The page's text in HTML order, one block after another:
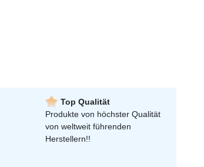
Top Qualität
Produkte von höchster Qualität
von weltweit führenden
Herstellern!!